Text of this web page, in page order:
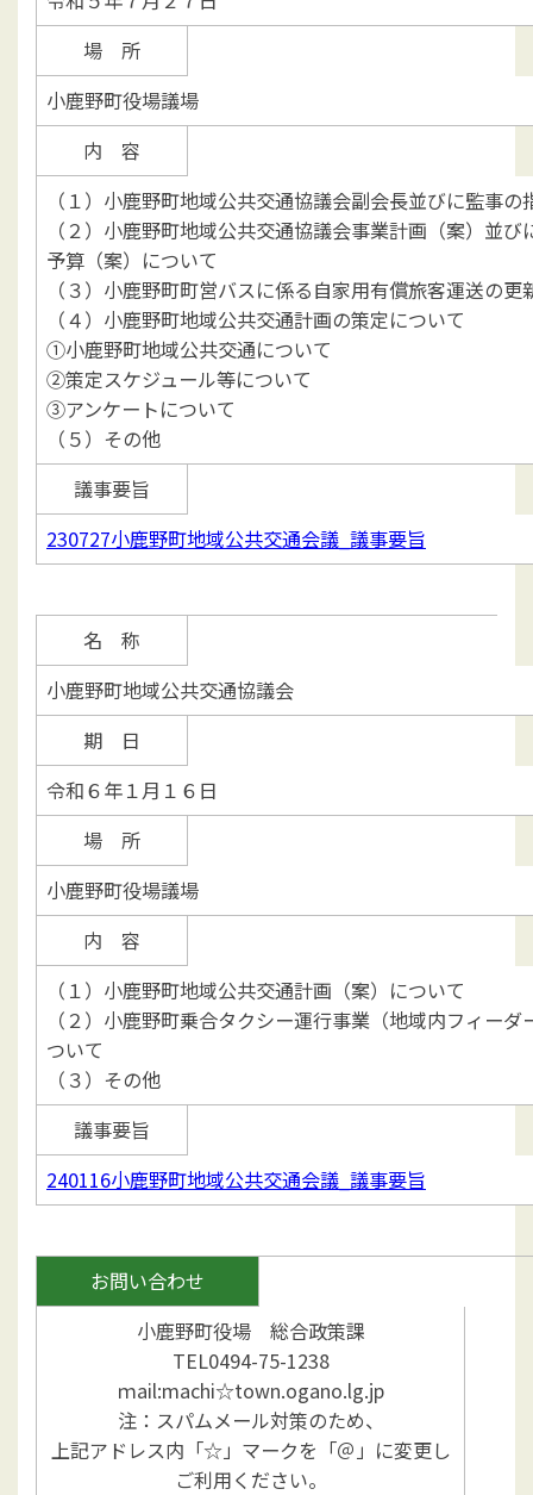
場 所
小鹿野町役場議場
内 容
（１）小鹿野町地域公共交通協議会副会長並びに監事の
（２）小鹿野町地域公共交通協議会事業計画（案）並
予算（案）について
（３）小鹿野町町営バスに係る自家用有償旅客運送の更
（４）小鹿野町地域公共交通計画の策定について
①小鹿野町地域公共交通について
②策定スケジュール等について
③アンケートについて
（５）その他
議事要旨
230727小鹿野町地域公共交通会議_議事要旨
名 称
小鹿野町地域公共交通協議会
期 日
令和６年１月１６日
場 所
小鹿野町役場議場
内 容
（１）小鹿野町地域公共交通計画（案）について
（２）小鹿野町乗合タクシー運行事業（地域内フィー
ついて
（３）その他
議事要旨
240116小鹿野町地域公共交通会議_議事要旨
お問い合わせ
小鹿野町役場 総合政策課
TEL0494-75-1238
ｍail:machi☆town.ogano.lg.jp
注：スパムメール対策のため、
上記アドレス内「☆」マークを「＠」に変更し
ご利用ください。